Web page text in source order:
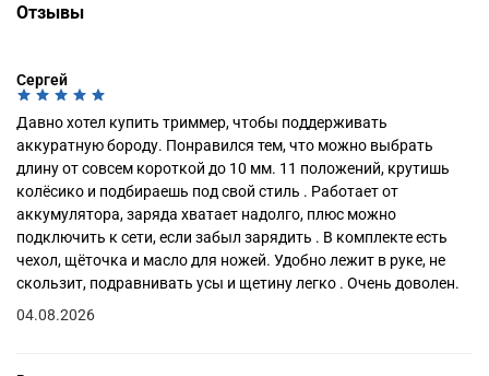
Отзывы
Сергей
Давно хотел купить триммер, чтобы поддерживать
аккуратную бороду. Понравился тем, что можно выбрать
длину от совсем короткой до 10 мм. 11 положений, крутишь
колёсико и подбираешь под свой стиль . Работает от
аккумулятора, заряда хватает надолго, плюс можно
подключить к сети, если забыл зарядить . В комплекте есть
чехол, щёточка и масло для ножей. Удобно лежит в руке, не
скользит, подравнивать усы и щетину легко . Очень доволен.
04.08.2026